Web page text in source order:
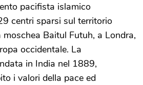
pacifista islamico
centri sparsi sul territorio
Baitul Futuh, a Londra,
occidentale. La
in India nel 1889,
i valori della pace ed